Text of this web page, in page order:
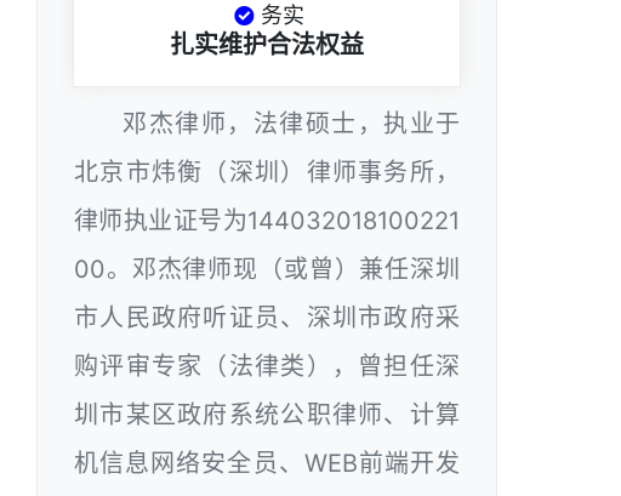
务实
扎实维护合法权益
邓杰律师，法律硕士，执业于
北京市炜衡（深圳）律师事务所，
律师执业证号为144032018100221
00。邓杰律师现（或曾）兼任深圳
市人民政府听证员、深圳市政府采
购评审专家（法律类），曾担任深
圳市某区政府系统公职律师、计算
机信息网络安全员、WEB前端开发